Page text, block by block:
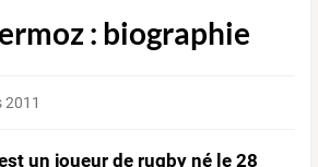
: biographie
2011
un joueur de rugby né le 28